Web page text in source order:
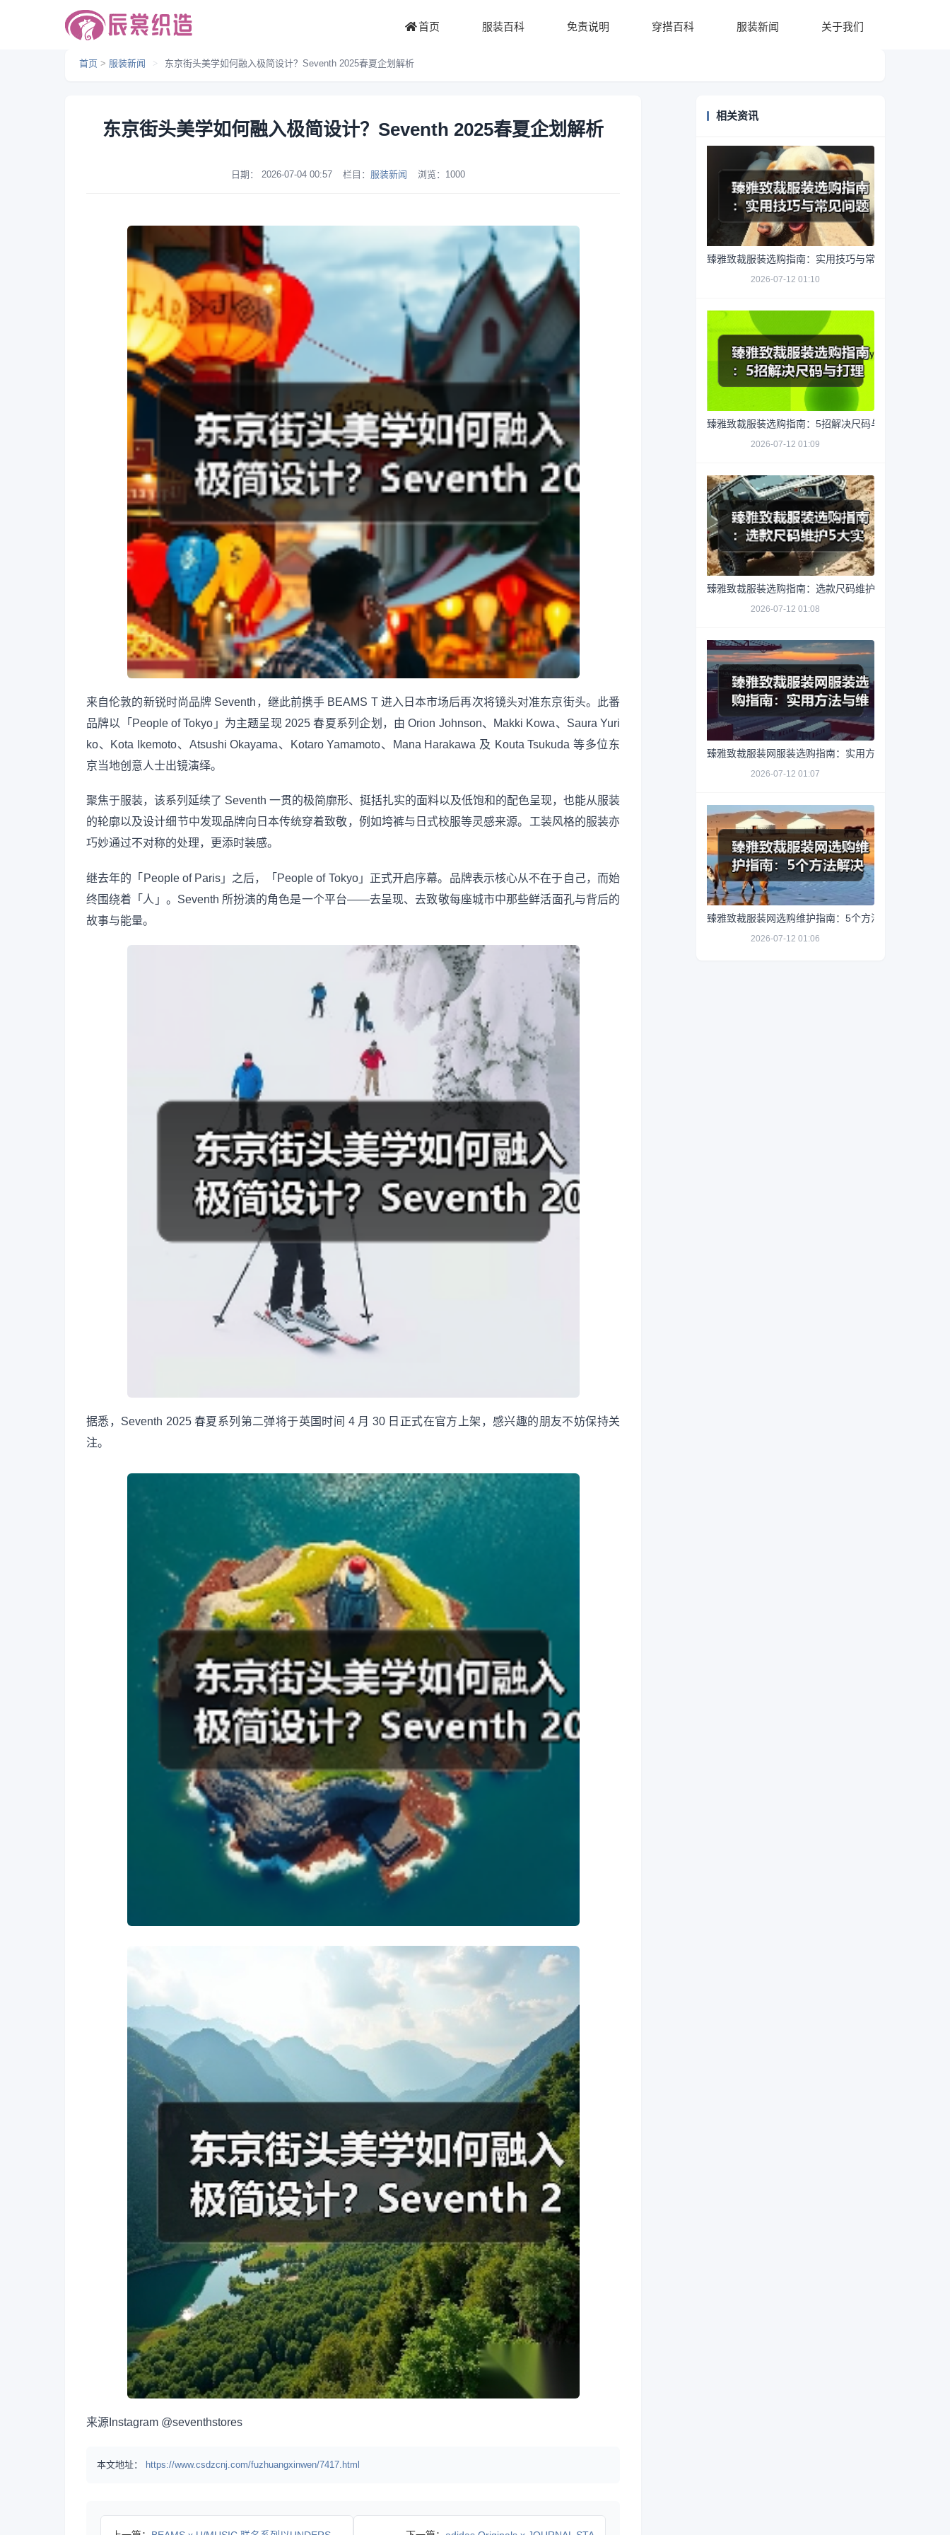
首页 服装百科 免责说明 穿搭百科 服装新闻 关于我们
首页 > 服装新闻 > 东京街头美学如何融入极简设计？Seventh 2025春夏企划解析
东京街头美学如何融入极简设计？Seventh 2025春夏企划解析
日期： 2026-07-04 00:57 栏目： 服装新闻 浏览： 1000
来自伦敦的新锐时尚品牌 Seventh，继此前携手 BEAMS T 进入日本市场后再次将镜头对准东京街头。此番
品牌以「People of Tokyo」为主题呈现 2025 春夏系列企划，由 Orion Johnson、Makki Kowa、Saura Yuri
ko、Kota Ikemoto、Atsushi Okayama、Kotaro Yamamoto、Mana Harakawa 及 Kouta Tsukuda 等多位东
京当地创意人士出镜演绎。
聚焦于服装，该系列延续了 Seventh 一贯的极简廓形、挺括扎实的面料以及低饱和的配色呈现，也能从服装
的轮廓以及设计细节中发现品牌向日本传统穿着致敬，例如垮裤与日式校服等灵感来源。工装风格的服装亦
巧妙通过不对称的处理，更添时装感。
继去年的「People of Paris」之后，「People of Tokyo」正式开启序幕。品牌表示核心从不在于自己，而始
终围绕着「人」。Seventh 所扮演的角色是一个平台——去呈现、去致敬每座城市中那些鲜活面孔与背后的
故事与能量。
据悉，Seventh 2025 春夏系列第二弹将于英国时间 4 月 30 日正式在官方上架，感兴趣的朋友不妨保持关
注。
来源 Instagram @seventhstores
本文地址： https://www.csdzcnj.com/fuzhuangxinwen/7417.html
相关资讯
臻雅致裁服装选购指南：实用技巧与常见问题解析
2026-07-12 01:10
臻雅致裁服装选购指南：5招解决尺码与打理难题
2026-07-12 01:09
臻雅致裁服装选购指南：选款尺码维护5大实用方法
2026-07-12 01:08
臻雅致裁服装网服装选购指南：实用方法与维护技巧
2026-07-12 01:07
臻雅致裁服装网选购维护指南：5个方法解决网购踩坑
2026-07-12 01:06